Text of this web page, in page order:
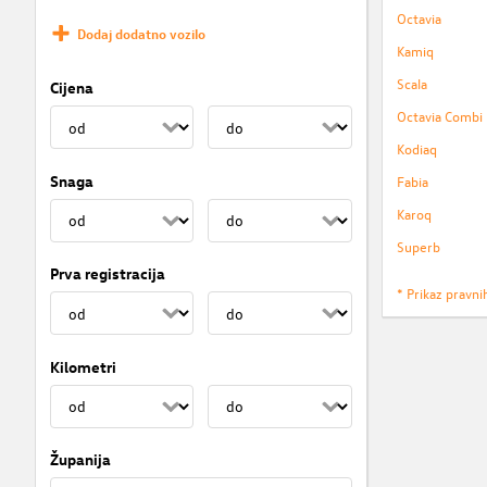
Dodaj dodatno vozilo
Cijena
Snaga
Prva registracija
Kilometri
Županija
Octavia
Kamiq
Scala
Octavia Combi
Kodiaq
Fabia
Karoq
Superb
* Prikaz